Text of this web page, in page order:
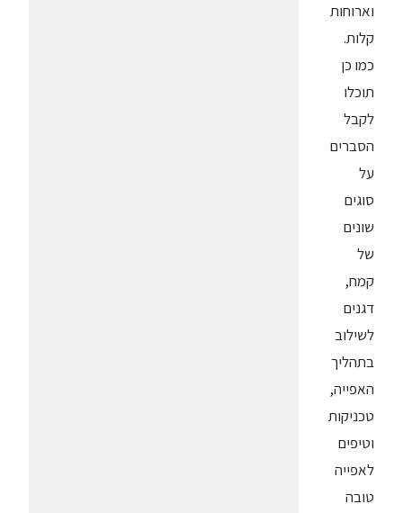
וארוחות
קלות.
כמו כן
תוכלו
לקבל
הסברים
על
סוגים
שונים
של
קמח,
דגנים
לשילוב
בתהליך
האפייה,
טכניקות
וטיפים
לאפייה
טובה